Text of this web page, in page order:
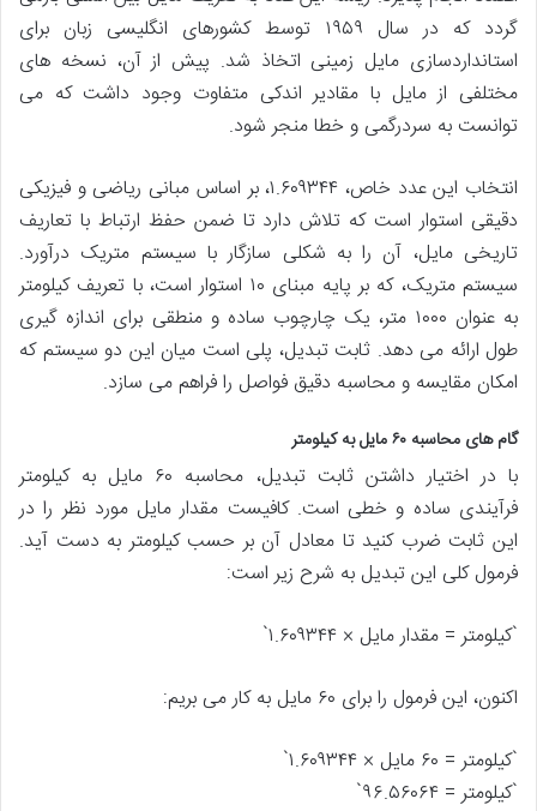
گردد که در سال ۱۹۵۹ توسط کشورهای انگلیسی زبان برای
استانداردسازی مایل زمینی اتخاذ شد. پیش از آن، نسخه های
مختلفی از مایل با مقادیر اندکی متفاوت وجود داشت که می
توانست به سردرگمی و خطا منجر شود.
انتخاب این عدد خاص، ۱.۶۰۹۳۴۴، بر اساس مبانی ریاضی و فیزیکی
دقیقی استوار است که تلاش دارد تا ضمن حفظ ارتباط با تعاریف
تاریخی مایل، آن را به شکلی سازگار با سیستم متریک درآورد.
سیستم متریک، که بر پایه مبنای ۱۰ استوار است، با تعریف کیلومتر
به عنوان ۱۰۰۰ متر، یک چارچوب ساده و منطقی برای اندازه گیری
طول ارائه می دهد. ثابت تبدیل، پلی است میان این دو سیستم که
امکان مقایسه و محاسبه دقیق فواصل را فراهم می سازد.
گام های محاسبه ۶۰ مایل به کیلومتر
با در اختیار داشتن ثابت تبدیل، محاسبه ۶۰ مایل به کیلومتر
فرآیندی ساده و خطی است. کافیست مقدار مایل مورد نظر را در
این ثابت ضرب کنید تا معادل آن بر حسب کیلومتر به دست آید.
فرمول کلی این تبدیل به شرح زیر است:
`کیلومتر = مقدار مایل × ۱.۶۰۹۳۴۴`
اکنون، این فرمول را برای ۶۰ مایل به کار می بریم:
`کیلومتر = ۶۰ مایل × ۱.۶۰۹۳۴۴`
`کیلومتر = ۹۶.۵۶۰۶۴`